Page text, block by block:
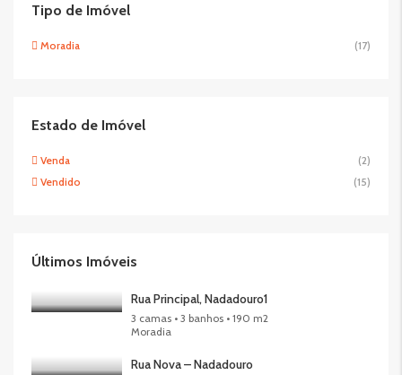
Tipo de Imóvel
Moradia (17)
Estado de Imóvel
Venda
(2)
Vendido
(15)
Últimos Imóveis
Rua Principal, Nadadouro1
3 camas • 3 banhos • 190 m2
Moradia
Rua Nova – Nadadouro